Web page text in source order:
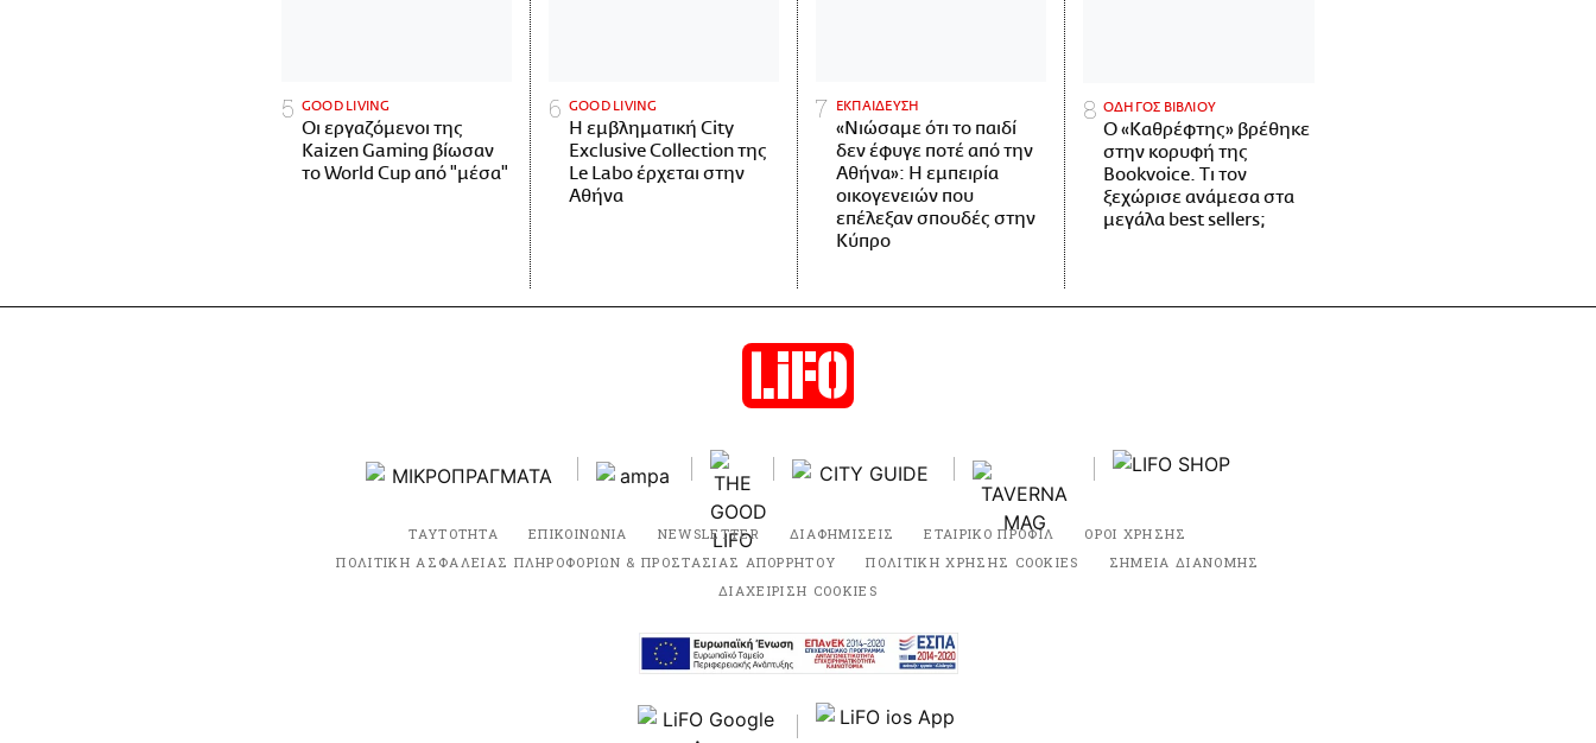
GOOD LIVING
Οι εργαζόμενοι της
Kaizen Gaming βίωσαν
το World Cup από "μέσα"
GOOD LIVING
Η εμβληματική City
Exclusive Collection της
Le Labo έρχεται στην
Αθήνα
ΕΚΠΑΙΔΕΥΣΗ
«Νιώσαμε ότι το παιδί
δεν έφυγε ποτέ από την
Αθήνα»: Η εμπειρία
οικογενειών που
επέλεξαν σπουδές στην
Κύπρο
ΟΔΗΓΟΣ ΒΙΒΛΙΟΥ
Ο «Καθρέφτης» βρέθηκε
στην κορυφή της
Bookvoice. Τι τον
ξεχώρισε ανάμεσα στα
μεγάλα best sellers;
ΤΑΥΤΟΤΗΤΑ ΕΠΙΚΟΙΝΩΝΙΑ NEWSLETTER ΔΙΑΦΗΜΙΣΕΙΣ ΕΤΑΙΡΙΚΟ ΠΡΟΦΙΛ
ΟΡΟΙ ΧΡΗΣΗΣ
ΠΟΛΙΤΙΚΗ ΑΣΦΑΛΕΙΑΣ ΠΛΗΡΟΦΟΡΙΩΝ & ΠΡΟΣΤΑΣΙΑΣ ΑΠΟΡΡΗΤΟΥ
ΠΟΛΙΤΙΚΗ ΧΡΗΣΗΣ COOKIES
ΣΗΜΕΙΑ ΔΙΑΝΟΜΗΣ
ΔΙΑΧΕΙΡΙΣΗ COOKIES